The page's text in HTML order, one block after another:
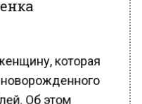
которая
новорожденного
Об этом